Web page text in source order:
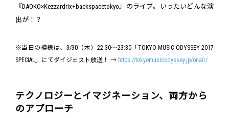
『DAOKO×Kezzardrix+backspacetokyo』のライブ。いったいどんな演
出が！？
※当日の模様は、3/30（木）22:30～23:30「TOKYO MUSIC ODYSSEY 2017
SPECIAL」にてダイジェスト放送！ → https://tokyomusicodyssey.jp/onair/
テクノロジーとイマジネーション、両方から
のアプローチ